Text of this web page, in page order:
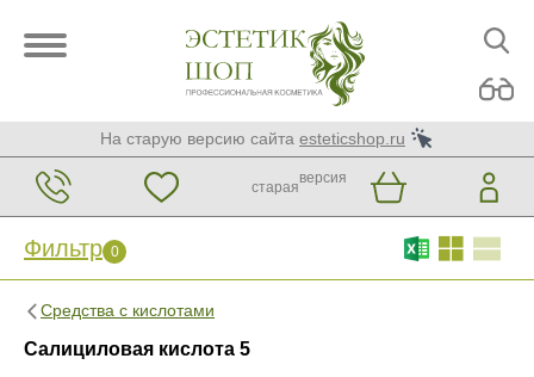
На старую версию сайта esteticshop.ru
старая
версия
Фильтр 0
Средства с кислотами
Салициловая кислота 5